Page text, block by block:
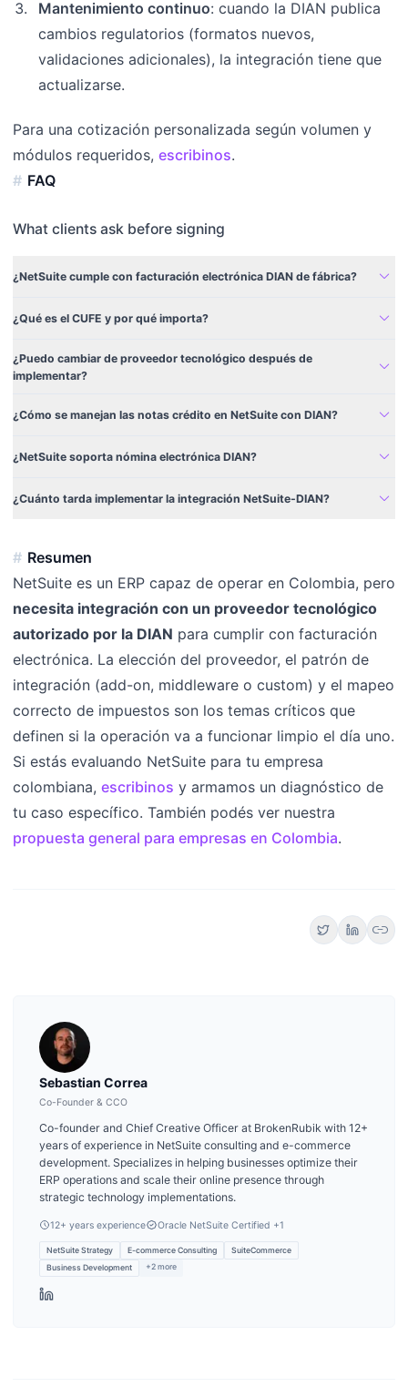
Mantenimiento continuo: cuando la DIAN publica
cambios regulatorios (formatos nuevos,
validaciones adicionales), la integración tiene que
actualizarse.
Para una cotización personalizada según volumen y
módulos requeridos, escribinos.
FAQ
What clients ask before signing
¿NetSuite cumple con facturación electrónica DIAN de fábrica? expand_more
¿Qué es el CUFE y por qué importa? expand_more
¿Puedo cambiar de proveedor tecnológico después de
implementar?
expand_more
¿Cómo se manejan las notas crédito en NetSuite con DIAN? expand_more
¿NetSuite soporta nómina electrónica DIAN? expand_more
¿Cuánto tarda implementar la integración NetSuite-DIAN? expand_more
Resumen
NetSuite es un ERP capaz de operar en Colombia, pero
necesita integración con un proveedor tecnológico
autorizado por la DIAN para cumplir con facturación
electrónica. La elección del proveedor, el patrón de
integración (add-on, middleware o custom) y el mapeo
correcto de impuestos son los temas críticos que
definen si la operación va a funcionar limpio el día uno.
Si estás evaluando NetSuite para tu empresa
colombiana, escribinos y armamos un diagnóstico de
tu caso específico. También podés ver nuestra
propuesta general para empresas en Colombia.
link
Sebastian Correa
Co-Founder & CCO
Co-founder and Chief Creative Officer at BrokenRubik with 12+
years of experience in NetSuite consulting and e-commerce
development. Specializes in helping businesses optimize their
ERP operations and scale their online presence through
strategic technology implementations.
12+ years experience Oracle NetSuite Certified +1
NetSuite Strategy E-commerce Consulting
SuiteCommerce
Business Development
+2 more